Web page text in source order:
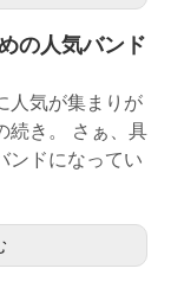
の人気バンド
人気が集まりが
続き。 さぁ、具
ンドになってい